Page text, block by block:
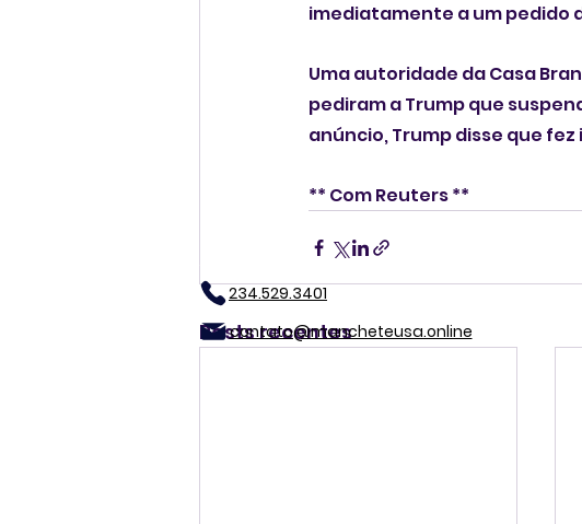
imediatamente a um pedido
Uma autoridade da Casa
pediram a Trump que
anúncio, Trump disse que
** Com Reuters **
Posts recentes
234.529.3401
contato@mancheteusa.online